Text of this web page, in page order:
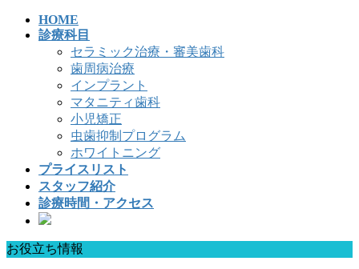
HOME
診療科目
セラミック治療・審美歯科
歯周病治療
インプラント
マタニティ歯科
小児矯正
虫歯抑制プログラム
ホワイトニング
プライスリスト
スタッフ紹介
診療時間・アクセス
お役立ち情報